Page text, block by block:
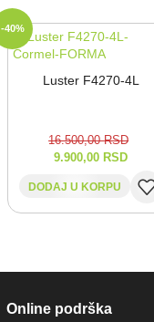
-40%
Luster F4270-⁠4L
16.500,00RSD
9.900,00 RSD
DODAJ U KORPU
Online podrška